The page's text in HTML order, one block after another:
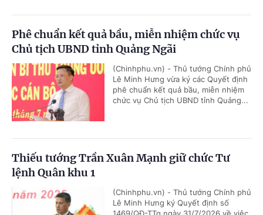
Phê chuẩn kết quả bầu, miễn nhiệm chức vụ
Chủ tịch UBND tỉnh Quảng Ngãi
(Chinhphu.vn) - Thủ tướng Chính phủ
Lê Minh Hưng vừa ký các Quyết định
phê chuẩn kết quả bầu, miễn nhiệm
chức vụ Chủ tịch UBND tỉnh Quảng...
Thiếu tướng Trần Xuân Mạnh giữ chức Tư
lệnh Quân khu 1
(Chinhphu.vn) - Thủ tướng Chính phủ
Lê Minh Hưng ký Quyết định số